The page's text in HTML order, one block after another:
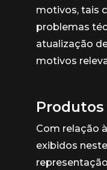
motivos, tais
problemas
atualização
motivos
Produtos
Com relação
exibidos